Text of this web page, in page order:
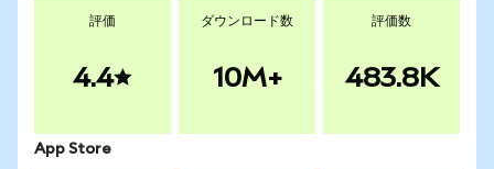
評価
4.4
ダウンロード数
10M+
評価数
483.8K
App Store